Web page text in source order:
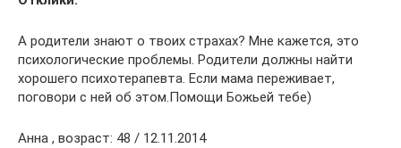
А родители знают о твоих страхах? Мне кажется, это
психологические проблемы. Родители должны найти
хорошего психотерапевта. Если мама переживает,
поговори с ней об этом.Помощи Божьей тебе)
Анна , возраст: 48 / 12.11.2014